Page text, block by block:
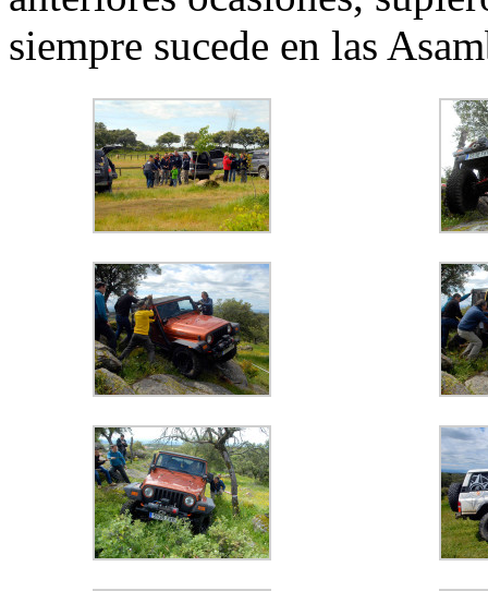
siempre sucede en las